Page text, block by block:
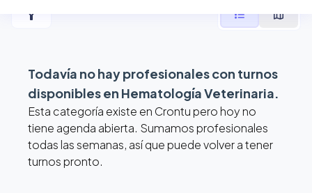
filter_alt format_list_bulleted map
Todavía no hay profesionales con turnos
disponibles en Hematología Veterinaria.
Esta categoría existe en Crontu pero hoy no
tiene agenda abierta. Sumamos profesionales
todas las semanas, así que puede volver a tener
turnos pronto.